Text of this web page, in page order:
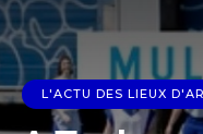
L'ACTU DES LIEUX